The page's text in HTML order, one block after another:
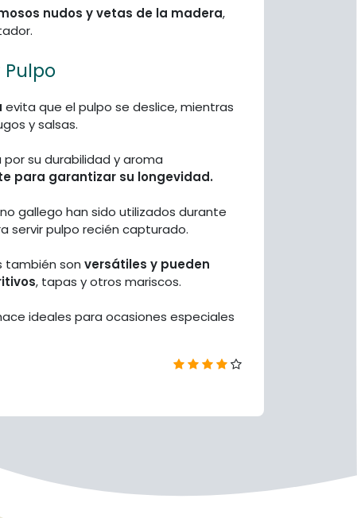
nudos y vetas de la madera,
evita que el pulpo se deslice, mientras
y salsas.
su durabilidad y aroma
para garantizar su longevidad.
gallego han sido utilizados durante
servir pulpo recién capturado.
también son versátiles y pueden
, tapas y otros mariscos.
ideales para ocasiones especiales